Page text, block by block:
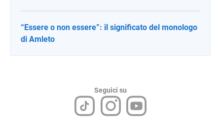
“Essere o non essere”: il significato del monologo
di Amleto
Seguici su